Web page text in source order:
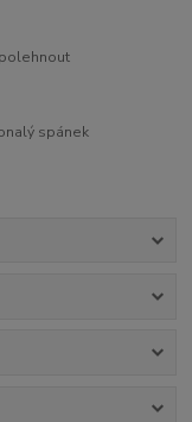
spánek